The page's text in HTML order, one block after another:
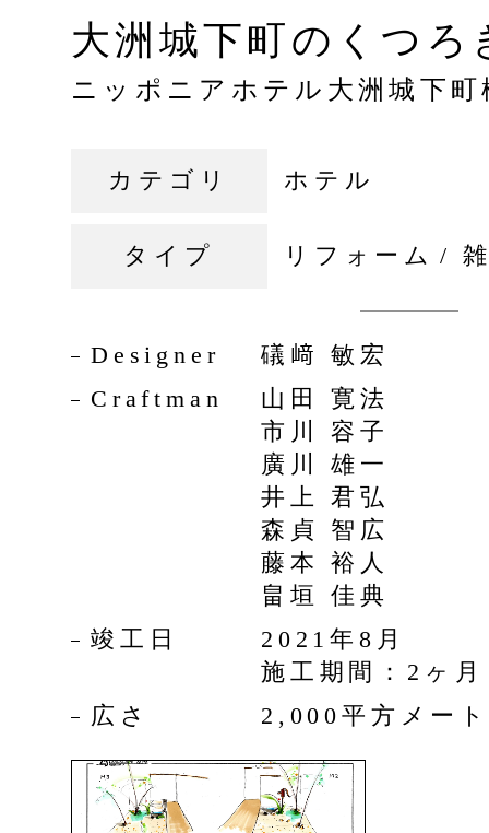
大洲城下町のくつろ
ニッポニアホテル大洲城下町
カテゴリ ホテル
タイプ リフォーム
Designer
礒﨑 敏宏
Craftman
山田 寛法
市川 容子
廣川 雄一
井上 君弘
森貞 智広
藤本 裕人
畠垣 佳典
竣工日
2021年8月
施工期間：2ヶ月
広さ
2,000平方メー